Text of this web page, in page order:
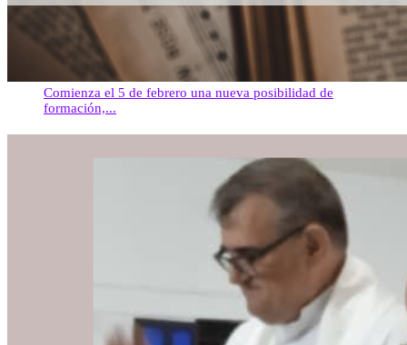
Comienza el 5 de febrero una nueva posibilidad de
formación,...